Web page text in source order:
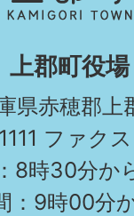
町
KAMIGORI
TOWN
上郡町役場
県赤穂郡上
ファク
8時30分か
：9時00分